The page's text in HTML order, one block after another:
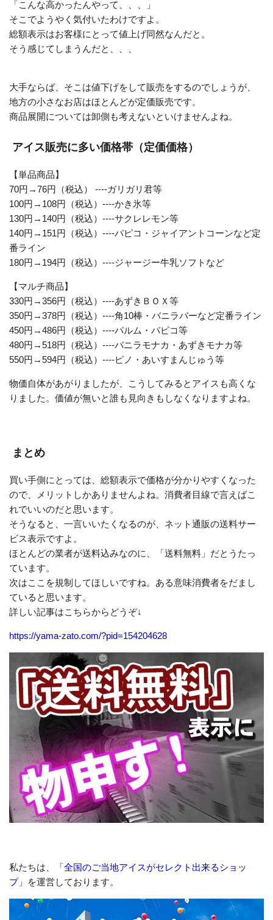
「こんな高かったんやって、、、」
そこでようやく気付いたわけですよ。
総額表示はお客様にとって値上げ同然なんだと。
そう感じてしまうんだと、、、
大手ならば、そこは値下げをして販売をするのでしょうが、
地方の小さなお店はほとんどが定価販売です。
商品展開については卸側も考えないといけませんよね。
アイス販売に多い価格帯（定価価格）
【単品商品】
70円→76円（税込） ----ガリガリ君等
100円→108円（税込）----かき氷等
130円→140円（税込）----サクレレモン等
140円→151円（税込）----パピコ・ジャイアントコーンなど定
番ライン
180円→194円（税込）----ジャージー牛乳ソフトなど
【マルチ商品】
330円→356円（税込）----あずきＢＯＸ等
350円→378円（税込）----角10棒・バニラバーなど定番ライン
450円→486円（税込）----パルム・パピコ等
480円→518円（税込）----バニラモナカ・あずきモナカ等
550円→594円（税込）----ピノ・あいすまんじゅう等
物価自体があがりましたが、こうしてみるとアイスも高くな
りました。価値が無いと誰も見向きもしなくなりますよね。
まとめ
買い手側にとっては、総額表示で価格が分かりやすくなった
ので、メリットしかありませんよね。消費者目線で言えばこ
れでいいのだと思います。
そうなると、一言いいたくなるのが、ネット通販の送料サー
ビス表示ですよ。
ほとんどの業者が送料込みなのに、「送料無料」だとうたっ
ています。
次はここを規制してほしいですね。ある意味消費者をだまし
ていると思います。
詳しい記事はこちらからどうぞ↓
https://yama-zato.com/?pid=154204628
私たちは、
「全国のご当地アイスがセレクト出来るショッ
プ」
を運営しております。